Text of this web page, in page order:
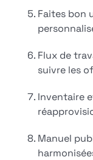
Faites bon
Flux de
suivre les
Inventaire
Manuel